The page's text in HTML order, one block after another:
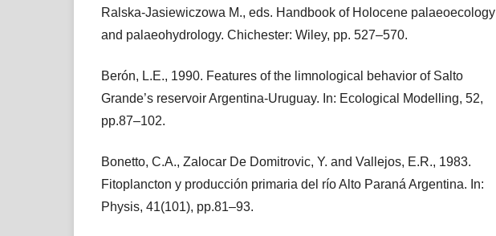
Ralska‐Jasiewiczowa M., eds. Handbook of Holocene palaeoecology
and palaeohydrology. Chichester: Wiley, pp. 527–570.
Berón, L.E., 1990. Features of the limnological behavior of Salto
Grande’s reservoir Argentina-Uruguay. In: Ecological Modelling, 52,
pp.87–102.
Bonetto, C.A., Zalocar De Domitrovic, Y. and Vallejos, E.R., 1983.
Fitoplancton y producción primaria del río Alto Paraná Argentina. In:
Physis, 41(101), pp.81–93.